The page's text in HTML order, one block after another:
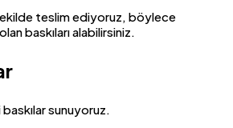
teslim ediyoruz, böylece
baskıları alabilirsiniz.
sunuyoruz.